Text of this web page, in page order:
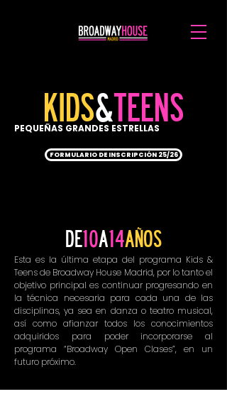
KIDS&TEENS
PEQUEÑAS GRANDES ESTRELLAS
FORMULARIO DE INSCRIPCIÓN 25/26
DE10A14AÑOS
Esta es la última etapa del programa Kids &
Teens de Broadway House Madrid, por lo tanto el
objetivo principal es continuar progresando en
la técnica necesaria para cada una de las
disciplinas, ya sea en danza o teatro musical,
así como afianzar todos los conocimientos
adquiridos para poder incorporarse al
programa “Broadway Open Clases”, en un
futuro próximo.